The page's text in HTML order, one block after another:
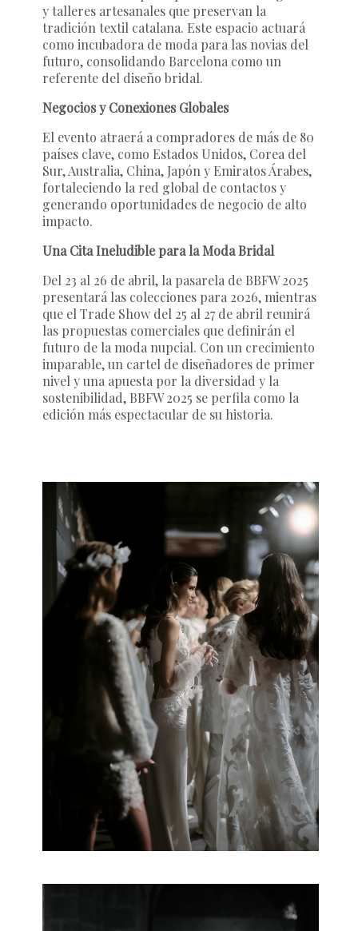
y talleres artesanales que preservan la
tradición textil catalana. Este espacio actuará
como incubadora de moda para las novias del
futuro, consolidando Barcelona como un
referente del diseño bridal.
Negocios y Conexiones Globales
El evento atraerá a compradores de más de 80
países clave, como Estados Unidos, Corea del
Sur, Australia, China, Japón y Emiratos Árabes,
fortaleciendo la red global de contactos y
generando oportunidades de negocio de alto
impacto.
Una Cita Ineludible para la Moda Bridal
Del 23 al 26 de abril, la pasarela de BBFW 2025
presentará las colecciones para 2026, mientras
que el Trade Show del 25 al 27 de abril reunirá
las propuestas comerciales que definirán el
futuro de la moda nupcial. Con un crecimiento
imparable, un cartel de diseñadores de primer
nivel y una apuesta por la diversidad y la
sostenibilidad, BBFW 2025 se perfila como la
edición más espectacular de su historia.